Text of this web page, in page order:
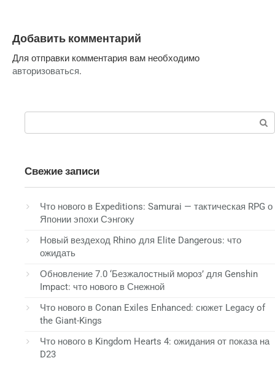
Добавить комментарий
Для отправки комментария вам необходимо
авторизоваться.
Свежие записи
Что нового в Expeditions: Samurai — тактическая RPG о
Японии эпохи Сэнгоку
Новый вездеход Rhino для Elite Dangerous: что
ожидать
Обновление 7.0 ‘Безжалостный мороз’ для Genshin
Impact: что нового в Снежной
Что нового в Conan Exiles Enhanced: сюжет Legacy of
the Giant-Kings
Что нового в Kingdom Hearts 4: ожидания от показа на
D23